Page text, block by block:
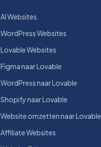
AI Websites
WordPress Websites
Lovable Websites
Figma naar Lovable
WordPress naar Lovable
Shopify naar Lovable
Website omzetten naar Lovable
Affiliate Websites